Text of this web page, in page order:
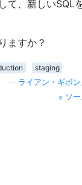
て、新しいSQL
ますか？
staging
ライアン・ギボ
ソ